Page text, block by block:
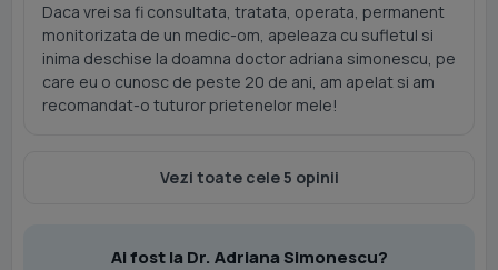
Daca vrei sa fi consultata, tratata, operata, permanent
monitorizata de un medic-om, apeleaza cu sufletul si
inima deschise la doamna doctor adriana simonescu, pe
care eu o cunosc de peste 20 de ani, am apelat si am
recomandat-o tuturor prietenelor mele!
Vezi toate cele 5 opinii
Ai fost la Dr. Adriana Simonescu?